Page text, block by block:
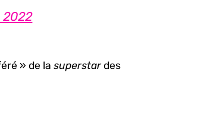
2022
» de lasuperstardes